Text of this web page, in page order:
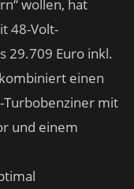
wollen, hat
48-Volt-
29.709 Euro inkl.
einen
Turbobenziner mit
und einem